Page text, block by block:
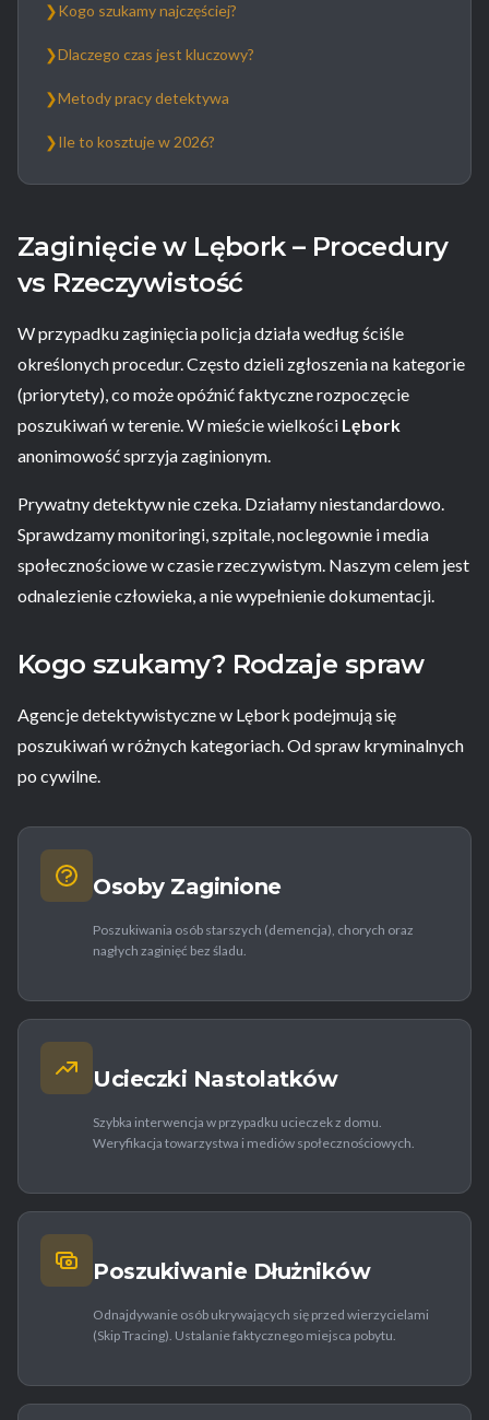
❯Kogo szukamy najczęściej?
❯Dlaczego czas jest kluczowy?
❯Metody pracy detektywa
❯Ile to kosztuje w 2026?
Zaginięcie w Lębork – Procedury
vs Rzeczywistość
W przypadku zaginięcia policja działa według ściśle
określonych procedur. Często dzieli zgłoszenia na kategorie
(priorytety), co może opóźnić faktyczne rozpoczęcie
poszukiwań w terenie. W mieście wielkości Lębork
anonimowość sprzyja zaginionym.
Prywatny detektyw nie czeka. Działamy niestandardowo.
Sprawdzamy monitoringi, szpitale, noclegownie i media
społecznościowe w czasie rzeczywistym. Naszym celem jest
odnalezienie człowieka, a nie wypełnienie dokumentacji.
Kogo szukamy? Rodzaje spraw
Agencje detektywistyczne w Lębork podejmują się
poszukiwań w różnych kategoriach. Od spraw kryminalnych
po cywilne.
Osoby Zaginione
Poszukiwania osób starszych (demencja), chorych oraz
nagłych zaginięć bez śladu.
Ucieczki Nastolatków
Szybka interwencja w przypadku ucieczek z domu.
Weryfikacja towarzystwa i mediów społecznościowych.
Poszukiwanie Dłużników
Odnajdywanie osób ukrywających się przed wierzycielami
(Skip Tracing). Ustalanie faktycznego miejsca pobytu.